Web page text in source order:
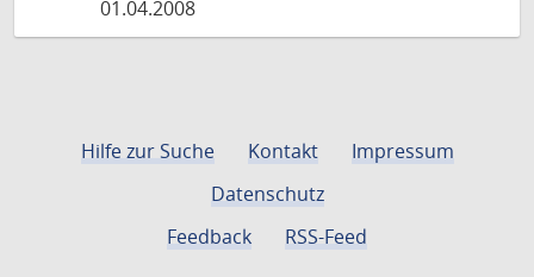
01.04.2008
Hilfe zur Suche Kontakt
Impressum
Datenschutz
Feedback
RSS-Feed